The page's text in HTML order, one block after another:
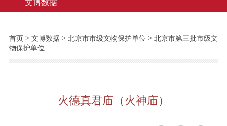
文博数据
首页> 文博数据> 北京市市级文物保护单位 > 北京市第三批市级文
物保护单位
火德真君庙（火神庙）